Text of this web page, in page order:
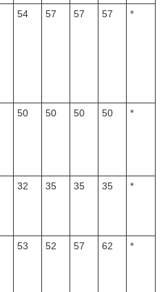
54 57 57 57 *
50 50 50 50 *
32 35 35 35 *
53 52 57 62 *